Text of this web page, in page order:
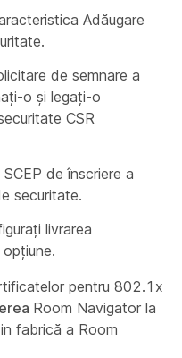
Adăugare
de semnare a
o și legați-o
CSR
de înscriere a
securitate.
livrarea
pentru 802.1x
Room Navigator la
fabrică a Room